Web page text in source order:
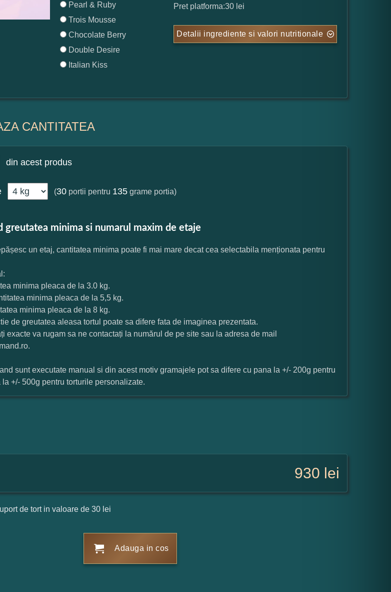
Pearl & Ruby
Trois Mousse
Chocolate Berry
Double Desire
Italian Kiss
Pret platforma:30 lei
Detalii ingrediente si valori nutritionale
CANTITATEA
din acest produs
(30 portii pentru 135 grame portia)
greutatea minima si numarul maxim de etaje
un etaj, cantitatea minima poate fi mai mare decat cea selectabila menționata pentru
minima pleaca de la 3.0 kg.
minima pleaca de la 5,5 kg.
minima pleaca de la 8 kg.
de greutatea aleasa tortul poate sa difere fata de imaginea prezentata.
exacte va rugam sa ne contactați la numărul de pe site sau la adresa de mail
sunt executate manual si din acest motiv gramajele pot sa difere cu pana la +/- 200g pentru
+/- 500g pentru torturile personalizate.
930 lei
de tort in valoare de 30 lei
Adauga in cos